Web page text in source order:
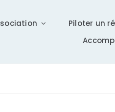
Piloter un